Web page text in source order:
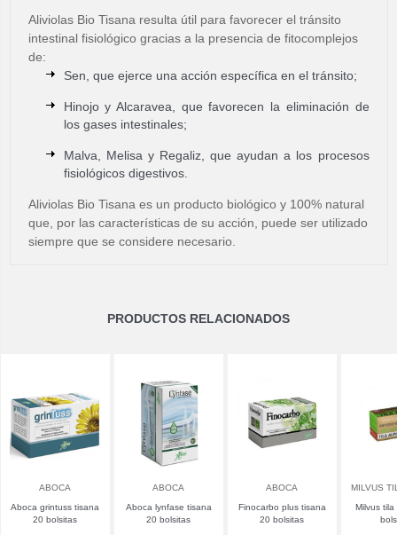
Aliviolas Bio Tisana resulta útil para favorecer el tránsito
intestinal fisiológico gracias a la presencia de fitocomplejos
de:
Sen, que ejerce una acción específica en el tránsito;
Hinojo y Alcaravea, que favorecen la eliminación de
los gases intestinales;
Malva, Melisa y Regaliz, que ayudan a los procesos
fisiológicos digestivos.
Aliviolas Bio Tisana es un producto biológico y 100% natural
que, por las características de su acción, puede ser utilizado
siempre que se considere necesario.
PRODUCTOS RELACIONADOS
ABOCA
Aboca grintuss tisana
20 bolsitas
ABOCA
Aboca lynfase tisana
20 bolsitas
ABOCA
Finocarbo plus tisana
20 bolsitas
MILVUS
Milvus